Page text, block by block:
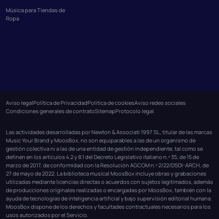
Música para Tiendas de
Ropa
Aviso legalPolítica de PrivacidadPolítica de cookiesAviso redes sociales
Condiciones generales de contratoSitemapProtocolo legal
Las actividades desarrolladas por Newton & Associati 1997 SL, titular de las marcas
Music Your Brand y MoosBox, no son equiparables a las de un organismo de
gestión colectiva ni a las de una entidad de gestión independiente, tal como se
definen en los artículos 4.2 y 8.1 del Decreto Legislativo italiano n.º 35, de 15 de
marzo de 2017, de conformidad con la Resolución AGCOM n.º 2/22/DSDI-ARCH, de
27 de mayo de 2022. La biblioteca musical MoosBox incluye obras y grabaciones
utilizadas mediante licencias directas o acuerdos con sujetos legitimados, además
de producciones originales realizadas o encargadas por MoosBox, también con la
ayuda de tecnologías de inteligencia artificial y bajo supervisión editorial humana.
MoosBox dispone de los derechos y facultades contractuales necesarios para los
usos autorizados por el Servicio.